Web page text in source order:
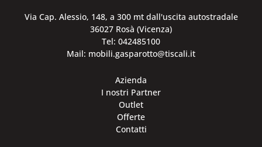
Via Cap. Alessio, 148, a 300 mt dall'uscita autostradale
36027 Rosà (Vicenza)
Tel: 042485100
Mail: mobili.gasparotto@tiscali.it
Azienda
I nostri Partner
Outlet
Offerte
Contatti